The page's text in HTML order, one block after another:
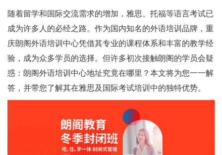
随着留学和国际交流需求的增加，雅思、托福等语言考试已
成为许多人的必经之路。作为国内知名的外语培训品牌，重
庆朗阁外语培训中心凭借其专业的课程体系和丰富的教学经
验，成为众多学员的选择。但许多初次接触朗阁的学员会疑
惑：朗阁外语培训中心地址究竟在哪里？本文将为您一一解
答，并带您了解其在雅思及国际考试培训中的独特优势。